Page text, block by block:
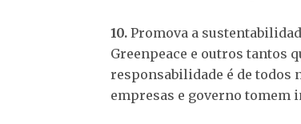
10. Promova a
Greenpeace e outros tantos
responsabilidade é de todos
empresas e governo tomem